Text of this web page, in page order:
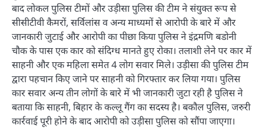
बाद लोकल पुलिस टीमों और उड़ीसा पुलिस की टीम ने संयुक्त रूप से
सीसीटीवी कैमरों, सर्विलांस व अन्य माध्यमों से आरोपी के बारे में और
जानकारी जुटाई और आरोपी का पीछा किया पुलिस ने इंद्रमणि बडोनी
चौक के पास एक कार को संदिग्ध मानते हुए रोका। तलाशी लेने पर कार में
साहनी और एक महिला समेत 4 लोग सवार मिले। उड़ीसा की पुलिस टीम
द्वारा पहचान किए जाने पर साहनी को गिरफ्तार कर लिया गया। पुलिस
कार सवार अन्य तीन लोगों के बारे में भी जानकारी जुटा रही है पुलिस ने
बताया कि साहनी, बिहार के कल्लू गैंग का सदस्य है। बकौल पुलिस, जरुरी
कार्रवाई पूरी होने के बाद आरोपी को उड़ीसा पुलिस को सौंपा जाएगा।